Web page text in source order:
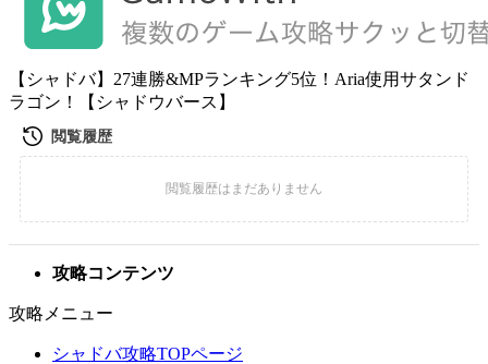
【シャドバ】27連勝&MPランキング5位！Aria使用サタンド
ラゴン！【シャドウバース】
攻略コンテンツ
攻略メニュー
シャドバ攻略TOPページ